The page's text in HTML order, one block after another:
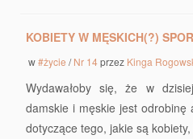
KOBIETY W MĘSKICH(?)
w#życie /Nr 14przez Kinga
Wydawałoby się, że w
damskie i męskie jest odrobinę
dotyczące tego, jakie są